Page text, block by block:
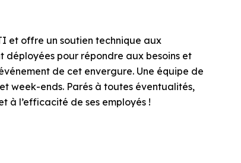
et offre un soutien technique aux
déployées pour répondre aux besoins et
de cet envergure. Une équipe de
week-ends. Parés à toutes éventualités,
à l’efficacité de ses employés !